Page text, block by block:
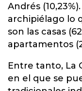
Andrés
archipiélago lo
son las casas
apartamentos
Entre tanto, La
en el que se